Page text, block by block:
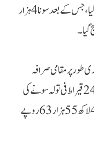
میں 28 ڈالر 29 سینٹس کا اضافہ ریکارڈ کیا گیا، جس کے بعد سونا 4 ہزار
طور پر مقامی صرافہ
بازاروں پر بھی مرتب ہوئے۔ پاکستان میں 24 قیراط فی تولہ سونے کی
قیمت 2 ہزار 830 روپے اضافے کے بعد 4 لاکھ 55 ہزار 63 روپے